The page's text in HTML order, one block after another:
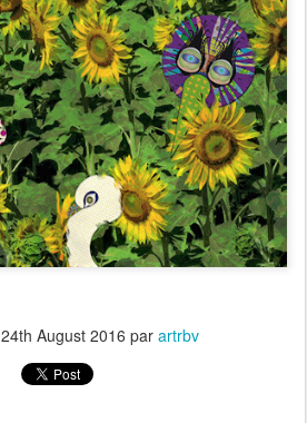
24th August 2016 par artrbv